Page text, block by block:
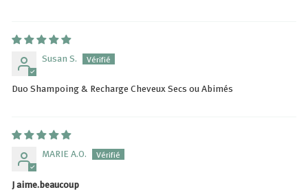
Susan S.
Duo Shampoing & Recharge Cheveux Secs ou Abimés
MARIE A.O.
J aime.beaucoup